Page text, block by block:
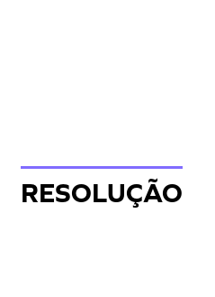
RESOLUÇÃO